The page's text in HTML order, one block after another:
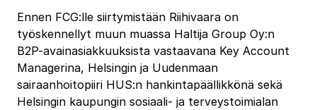
Ennen FCG:lle siirtymistään Riihivaara on
työskennellyt muun muassa Haltija Group Oy:n
B2P-avainasiakkuuksista vastaavana Key Account
Managerina, Helsingin ja Uudenmaan
sairaanhoitopiiri HUS:n hankintapäällikkönä sekä
Helsingin kaupungin sosiaali- ja terveystoimialan